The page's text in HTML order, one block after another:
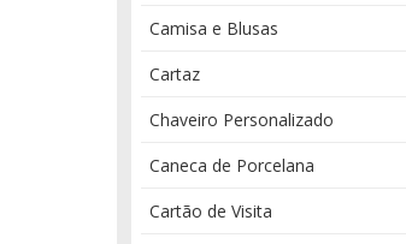
Camisa e Blusas
Cartaz
Chaveiro Personalizado
Caneca de Porcelana
Cartão de Visita